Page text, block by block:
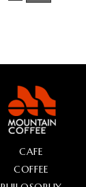
CAFE
COFFEE